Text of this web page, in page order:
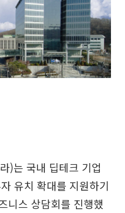
)는 국내 딥테크 기업
유치 확대를 지원하기
니스 상담회를 진행했